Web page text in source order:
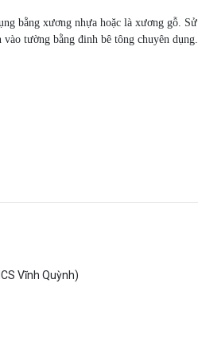
bằng xương nhựa hoặc là xương gỗ. Sử
tường bằng đinh bê tông chuyên dụng.
Vĩnh Quỳnh)